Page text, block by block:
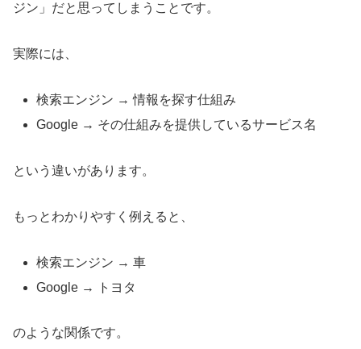
ジン」だと思ってしまうことです。
実際には、
検索エンジン → 情報を探す仕組み
Google → その仕組みを提供しているサービス名
という違いがあります。
もっとわかりやすく例えると、
検索エンジン → 車
Google → トヨタ
のような関係です。